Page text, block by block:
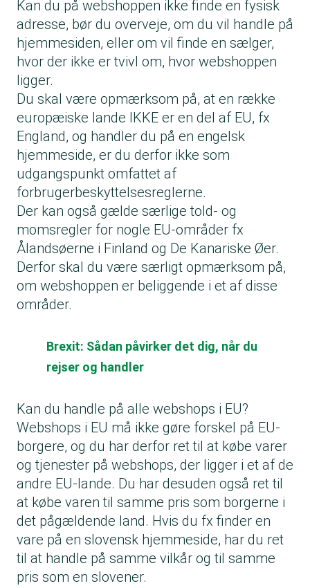
Kan du på webshoppen ikke finde en fysisk
adresse, bør du overveje, om du vil handle på
hjemmesiden, eller om vil finde en sælger,
hvor der ikke er tvivl om, hvor webshoppen
ligger.
Du skal være opmærksom på, at en række
europæiske lande IKKE er en del af EU, fx
England, og handler du på en engelsk
hjemmeside, er du derfor ikke som
udgangspunkt omfattet af
forbrugerbeskyttelsesreglerne.
Der kan også gælde særlige told- og
momsregler for nogle EU-områder fx
Ålandsøerne i Finland og De Kanariske Øer.
Derfor skal du være særligt opmærksom på,
om webshoppen er beliggende i et af disse
områder.
Brexit: Sådan påvirker det dig, når du
rejser og handler
Kan du handle på alle webshops i EU?
Webshops i EU må ikke gøre forskel på EU-
borgere, og du har derfor ret til at købe varer
og tjenester på webshops, der ligger i et af de
andre EU-lande. Du har desuden også ret til
at købe varen til samme pris som borgerne i
det pågældende land. Hvis du fx finder en
vare på en slovensk hjemmeside, har du ret
til at handle på samme vilkår og til samme
pris som en slovener.